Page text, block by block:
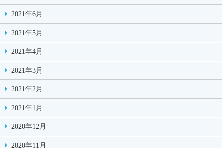
2021年6月
2021年5月
2021年4月
2021年3月
2021年2月
2021年1月
2020年12月
2020年11月